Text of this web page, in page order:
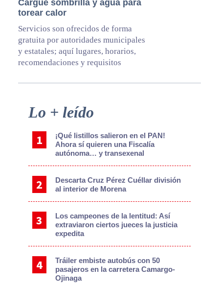
Cargue sombrilla y agua para
torear calor
Servicios son ofrecidos de forma
gratuita por autoridades municipales
y estatales; aquí lugares, horarios,
recomendaciones y requisitos
Primary
Lo + leído
¡Qué listillos salieron en el PAN!
Ahora sí quieren una Fiscalía
autónoma… y transexenal
Descarta Cruz Pérez Cuéllar división
al interior de Morena
Los campeones de la lentitud: Así
extraviaron ciertos jueces la justicia
expedita
Tráiler embiste autobús con 50
pasajeros en la carretera Camargo-
Ojinaga